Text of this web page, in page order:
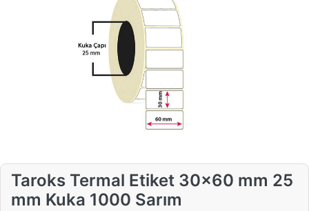
Taroks Termal Etiket 30x60 mm 25
mm Kuka 1000 Sarım